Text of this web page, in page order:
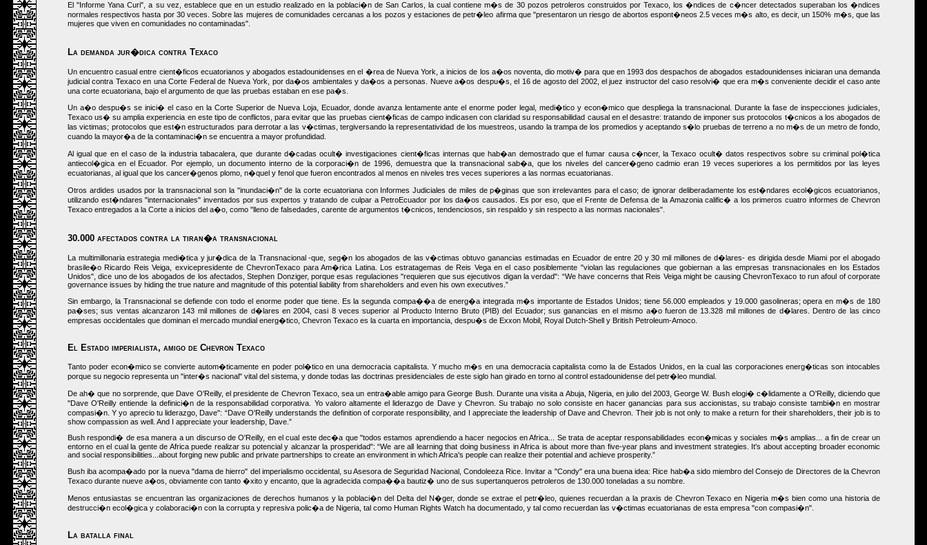
El "Informe Yana Curi", a su vez, establece que en un estudio realizado en la poblaci�n de San Carlos, la cual contiene m�s de 30 pozos petroleros construidos por Texaco, los �ndices de c�ncer detectados superaban los �ndices
normales respectivos hasta por 30 veces. Sobre las mujeres de comunidades cercanas a los pozos y estaciones de petr�leo afirma que "presentaron un riesgo de abortos espont�neos 2.5 veces m�s alto, es decir, un 150% m�s, que las
mujeres que viven en comunidades no contaminadas".
La demanda jur�dica contra Texaco
Un encuentro casual entre cient�ficos ecuatorianos y abogados estadounidenses en el �rea de Nueva York, a inicios de los a�os noventa, dio motiv� para que en 1993 dos despachos de abogados estadounidenses iniciaran una demanda
judicial contra Texaco en una Corte Federal de Nueva York, por da�os ambientales y da�os a personas. Nueve a�os despu�s, el 16 de agosto del 2002, el juez instructor del caso resolvi� que era m�s conveniente decidir el caso ante
una corte ecuatoriana, bajo el argumento de que las pruebas estaban en ese pa�s.
Un a�o despu�s se inici� el caso en la Corte Superior de Nueva Loja, Ecuador, donde avanza lentamente ante el enorme poder legal, medi�tico y econ�mico que despliega la transnacional. Durante la fase de inspecciones judiciales,
Texaco us� su amplia experiencia en este tipo de conflictos, para evitar que las pruebas cient�ficas de campo indicasen con claridad su responsabilidad causal en el desastre: tratando de imponer sus protocolos t�cnicos a los abogados de
las victimas; protocolos que est�n estructurados para derrotar a las v�ctimas, tergiversando la representatividad de los muestreos, usando la trampa de los promedios y aceptando s�lo pruebas de terreno a no m�s de un metro de fondo,
cuando la mayor�a de la contaminaci�n se encuentra a mayor profundidad.
Al igual que en el caso de la industria tabacalera, que durante d�cadas ocult� investigaciones cient�ficas internas que hab�an demostrado que el fumar causa c�ncer, la Texaco ocult� datos respectivos sobre su criminal pol�tica
antiecol�gica en el Ecuador. Por ejemplo, un documento interno de la corporaci�n de 1996, demuestra que la transnacional sab�a, que los niveles del cancer�geno cadmio eran 19 veces superiores a los permitidos por las leyes
ecuatorianas, al igual que los cancer�genos plomo, n�quel y fenol que fueron encontrados al menos en niveles tres veces superiores a las normas ecuatorianas.
Otros ardides usados por la transnacional son la "inundaci�n" de la corte ecuatoriana con Informes Judiciales de miles de p�ginas que son irrelevantes para el caso; de ignorar deliberadamente los est�ndares ecol�gicos ecuatorianos,
utilizando est�ndares "internacionales" inventados por sus expertos y tratando de culpar a PetroEcuador por los da�os causados. Es por eso, que el Frente de Defensa de la Amazonia calific� a los primeros cuatro informes de Chevron
Texaco entregados a la Corte a inicios del a�o, como "lleno de falsedades, carente de argumentos t�cnicos, tendenciosos, sin respaldo y sin respecto a las normas nacionales".
30.000 afectados contra la tiran�a transnacional
La multimillonaria estrategia medi�tica y jur�dica de la Transnacional -que, seg�n los abogados de las v�ctimas obtuvo ganancias estimadas en Ecuador de entre 20 y 30 mil millones de d�lares- es dirigida desde Miami por el abogado
brasile�o Ricardo Reis Veiga, exvicepresidente de ChevronTexaco para Am�rica Latina. Los estratagemas de Reis Vega en el caso posiblemente "violan las regulaciones que gobiernan a las empresas transnacionales en los Estados
Unidos", dice uno de los abogados de los afectados, Stephen Donziger, porque esas regulaciones "requieren que sus ejecutivos digan la verdad":
We have concerns that Reis Veiga might be causing ChevronTexaco to run afoul of corporate
governance issues by hiding the true nature and magnitude of this potential liability from shareholders and even his own executives.
Sin embargo, la Transnacional se defiende con todo el enorme poder que tiene. Es la segunda compa��a de energ�a integrada m�s importante de Estados Unidos; tiene 56.000 empleados y 19.000 gasolineras; opera en m�s de 180
pa�ses; sus ventas alcanzaron 143 mil millones de d�lares en 2004, casi 8 veces superior al Producto Interno Bruto (PIB) del Ecuador; sus ganancias en el mismo a�o fueron de 13.328 mil millones de d�lares. Dentro de las cinco
empresas occidentales que dominan el mercado mundial energ�tico, Chevron Texaco es la cuarta en importancia, despu�s de Exxon Mobil, Royal Dutch-Shell y British Petroleum-Amoco.
El Estado imperialista, amigo de Chevron Texaco
Tanto poder econ�mico se convierte autom�ticamente en poder pol�tico en una democracia capitalista. Y mucho m�s en una democracia capitalista como la de Estados Unidos, en la cual las corporaciones energ�ticas son intocables
porque su negocio representa un "inter�s nacional" vital del sistema, y donde todas las doctrinas presidenciales de este siglo han girado en torno al control estadounidense del petr�leo mundial.
De ah� que no sorprende, que Dave O'Reilly, el presidente de Chevron Texaco, sea un entra�able amigo para George Bush. Durante una visita a Abuja, Nigeria, en julio del 2003, George W. Bush elogi� c�lidamente a O'Reilly, diciendo que
"Dave O'Reilly entiende la definici�n de la responsabilidad corporativa. Yo valoro altamente el liderazgo de Dave y Chevron. Su trabajo no solo consiste en hacer ganancias para sus accionistas, su trabajo consiste tambi�n en mostrar
compasi�n. Y yo aprecio tu liderazgo, Dave":
Dave O'Reilly understands the definition of corporate responsibility, and I appreciate the leadership of Dave and Chevron. Their job is not only to make a return for their shareholders, their job is to
show compassion as well. And I appreciate your leadership, Dave.
Bush respondi� de esa manera a un discurso de O'Reilly, en el cual este dec�a que "todos estamos aprendiendo a hacer negocios en Africa... Se trata de aceptar responsabilidades econ�micas y sociales m�s amplias... a fin de crear un
entorno en el cual la gente de Africa puede realizar su potencial y alcanzar la prosperidad":
We are all learning that doing business in Africa is about more than five-year plans and investment strategies. It's about accepting broader economic
and social responsibilities...about forging new public and private partnerships to create an environment in which Africa's people can realize their potential and achieve prosperity.
Bush iba acompa�ado por la nueva "dama de hierro" del imperialismo occidental, su Asesora de Seguridad Nacional, Condoleeza Rice. Invitar a "Condy" era una buena idea: Rice hab�a sido miembro del Consejo de Directores de la Chevron
Texaco durante nueve a�os, obviamente con tanto �xito y encanto, que la agradecida compa��a bautiz� uno de sus supertanqueros petroleros de 130.000 toneladas a su nombre.
Menos entusiastas se encuentran las organizaciones de derechos humanos y la poblaci�n del Delta del N�ger, donde se extrae el petr�leo, quienes recuerdan a la praxis de Chevron Texaco en Nigeria m�s bien como una historia de
destrucci�n ecol�gica y colaboraci�n con la corrupta y represiva polic�a de Nigeria, tal como Human Rights Watch ha documentado, y tal como recuerdan las v�ctimas ecuatorianas de esta empresa "con compasi�n".
La batalla final